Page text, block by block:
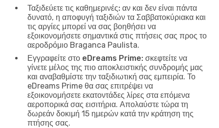
Ταξιδεύετε τις καθημερινές: αν και δεν είναι πάντα
δυνατό, η αποφυγή ταξιδιών τα Σαββατοκύριακα και
τις αργίες μπορεί να σας βοηθήσει να
εξοικονομήσετε σημαντικά στις πτήσεις σας προς το
αεροδρόμιο Braganca Paulista.
Εγγραφείτε στο eDreams Prime: σκεφτείτε να
γίνετε μέλος της πιο αποκλειστικής συνδρομής μας
και αναβαθμίστε την ταξιδιωτική σας εμπειρία. Το
eDreams Prime θα σας επιτρέψει να
εξοικονομήσετε εκατοντάδες λίρες στα επόμενα
αεροπορικά σας εισιτήρια. Απολαύστε τώρα τη
δωρεάν δοκιμή 15 ημερών κατά την κράτηση της
πτήσης σας.